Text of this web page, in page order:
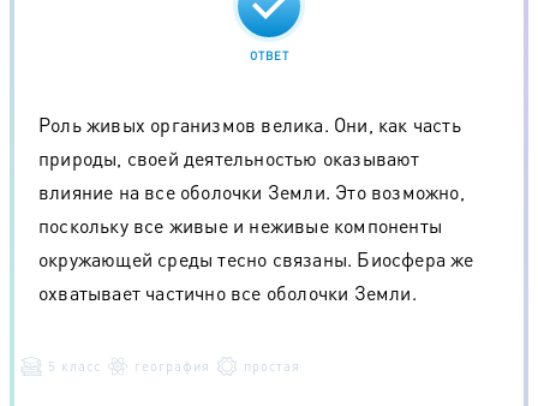
ОТВЕТ
Роль живых организмов велика. Они, как часть
природы, своей деятельностью оказывают
влияние на все оболочки Земли. Это возможно,
поскольку все живые и неживые компоненты
окружающей среды тесно связаны. Биосфера же
охватывает частично все оболочки Земли.
5 класс география простая